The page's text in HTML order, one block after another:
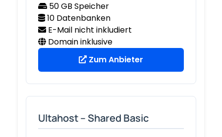
50 GB Speicher
10 Datenbanken
E-Mail nicht inkludiert
Domain inklusive
Zum Anbieter
Ultahost – Shared Basic